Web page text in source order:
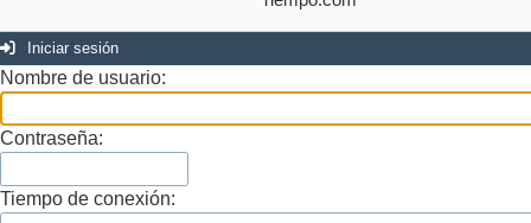
Iniciar sesión
Nombre de usuario:
Contraseña:
Tiempo de conexión: